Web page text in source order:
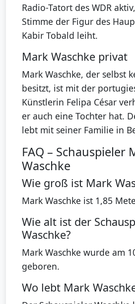
Radio-Tatort des WDR
Stimme der Figur des
Kabir Tobald leiht.
Mark Waschke privat
Mark Waschke, der selbst
besitzt, ist mit der
Künstlerin Felipa César
er auch eine Tochter hat.
lebt mit seiner Familie in
FAQ – Schauspieler
Waschke
Wie groß ist Mark
Mark Waschke ist 1,85
Wie alt ist der
Waschke?
Mark Waschke wurde am
geboren.
Wo lebt Mark